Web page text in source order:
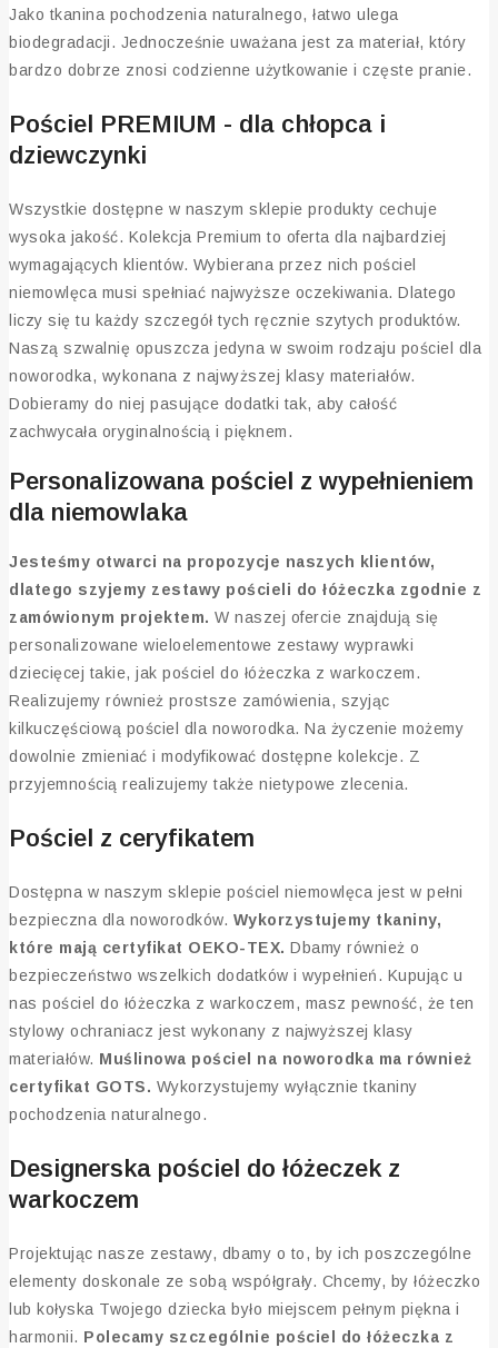
Jako tkanina pochodzenia naturalnego, łatwo ulega
biodegradacji. Jednocześnie uważana jest za materiał, który
bardzo dobrze znosi codzienne użytkowanie i częste pranie.
Pościel PREMIUM - dla chłopca i
dziewczynki
Wszystkie dostępne w naszym sklepie produkty cechuje
wysoka jakość. Kolekcja Premium to oferta dla najbardziej
wymagających klientów. Wybierana przez nich pościel
niemowlęca musi spełniać najwyższe oczekiwania. Dlatego
liczy się tu każdy szczegół tych ręcznie szytych produktów.
Naszą szwalnię opuszcza jedyna w swoim rodzaju pościel dla
noworodka, wykonana z najwyższej klasy materiałów.
Dobieramy do niej pasujące dodatki tak, aby całość
zachwycała oryginalnością i pięknem.
Personalizowana pościel z wypełnieniem
dla niemowlaka
Jesteśmy otwarci na propozycje naszych klientów,
dlatego szyjemy zestawy pościeli do łóżeczka zgodnie z
zamówionym projektem. W naszej ofercie znajdują się
personalizowane wieloelementowe zestawy wyprawki
dziecięcej takie, jak pościel do łóżeczka z warkoczem.
Realizujemy również prostsze zamówienia, szyjąc
kilkuczęściową pościel dla noworodka. Na życzenie możemy
dowolnie zmieniać i modyfikować dostępne kolekcje. Z
przyjemnością realizujemy także nietypowe zlecenia.
Pościel z ceryfikatem
Dostępna w naszym sklepie pościel niemowlęca jest w pełni
bezpieczna dla noworodków. Wykorzystujemy tkaniny,
które mają certyfikat OEKO-TEX. Dbamy również o
bezpieczeństwo wszelkich dodatków i wypełnień. Kupując u
nas pościel do łóżeczka z warkoczem, masz pewność, że ten
stylowy ochraniacz jest wykonany z najwyższej klasy
materiałów. Muślinowa pościel na noworodka ma również
certyfikat GOTS. Wykorzystujemy wyłącznie tkaniny
pochodzenia naturalnego.
Designerska pościel do łóżeczek z
warkoczem
Projektując nasze zestawy, dbamy o to, by ich poszczególne
elementy doskonale ze sobą współgrały. Chcemy, by łóżeczko
lub kołyska Twojego dziecka było miejscem pełnym piękna i
harmonii. Polecamy szczególnie pościel do łóżeczka z